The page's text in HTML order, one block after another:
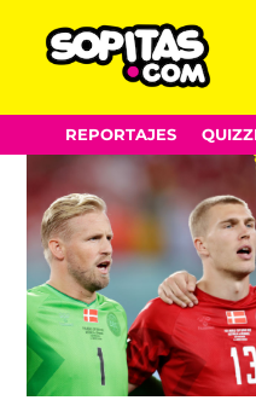
content
REPORTAJES
igualdad